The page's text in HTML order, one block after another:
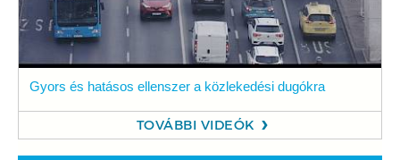
Gyors és hatásos ellenszer a közlekedési dugókra
TOVÁBBI VIDEÓK